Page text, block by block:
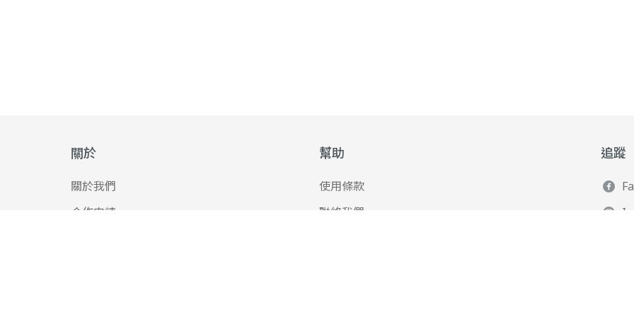
關於
關於我們
合作申請
幫助
使用條款
聯絡我們
追蹤